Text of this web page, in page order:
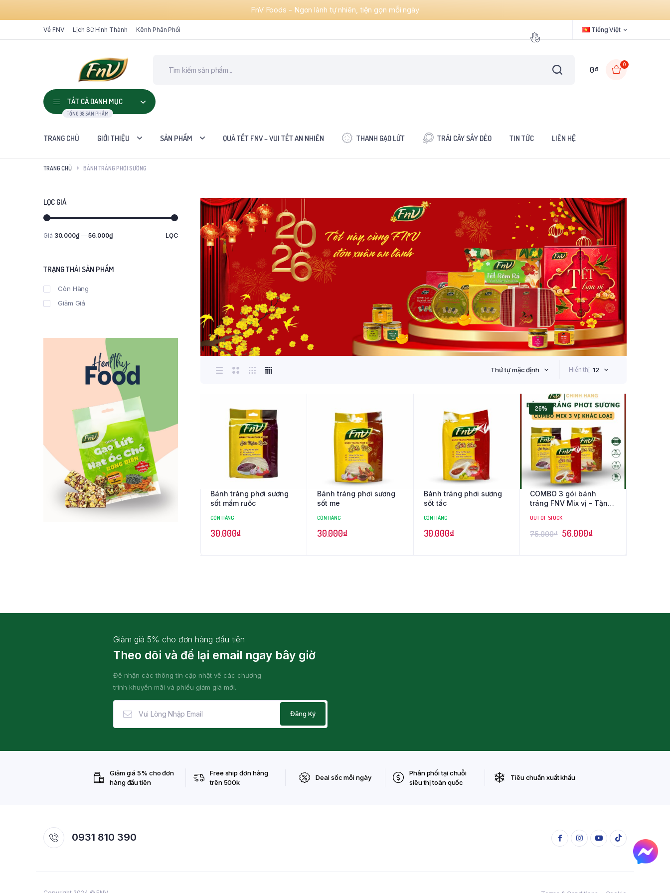
FnV Foods - Ngon lành tự nhiên, tiện gọn mỗi ngày
Về FNV Lịch Sử Hình Thành Kênh Phân Phối Tiếng Việt
0₫
0
TẤT CẢ DANH MỤC
TỔNG 98 SẢN PHẨM
TRANG CHỦ GIỚI THIỆU SẢN PHẨM QUÀ TẾT FNV – VUI TẾT AN NHIÊN THANH GẠO LỨT TRÁI CÂY SẤY DẺO TIN TỨC LIÊN HỆ
TRANG CHỦ BÁNH TRÁNG PHƠI SƯƠNG
Thứ tự mặc định Hiển thị 12
Bánh tráng phơi sương
sốt mắm ruốc
CÒN HÀNG
30.000₫
Bánh tráng phơi sương
sốt me
CÒN HÀNG
30.000₫
Bánh tráng phơi sương
sốt tắc
CÒN HÀNG
30.000₫
26%
COMBO 3 gói bánh
tráng FNV Mix vị – Tặng
OUT OF STOCK
75.000₫ 56.000₫
LỌC GIÁ
Giá
Giá
LỌC
Giá 30.000₫— 56.000₫
TRẠNG THÁI SẢN PHẨM
Còn Hàng
Giảm Giá
Giảm giá 5% cho đơn hàng đầu tiên
Theo dõi và để lại email ngay bây giờ
Để nhận các thông tin cập nhật về các chương
trình khuyến mãi và phiếu giảm giá mới.
Giảm giá 5% cho đơn
hàng đầu tiên
Free ship đơn hàng
trên 500k
Deal sốc mỗi ngày
Phân phối tại chuỗi
siêu thị toàn quốc
Tiêu chuẩn xuất khẩu
0931 810 390